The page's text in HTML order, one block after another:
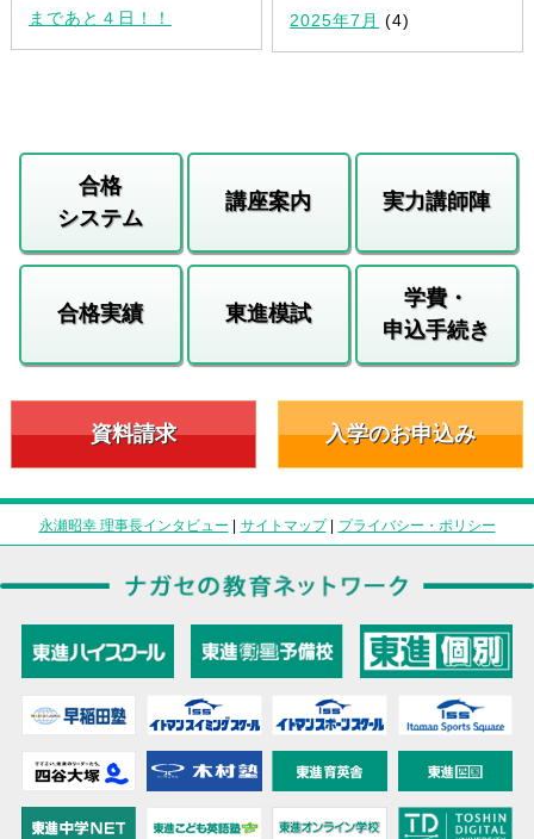
まであと４日！！
2025年7月 (4)
合格
システム
講座案内 実力講師陣
合格実績 東進模試
学費・
申込手続き
資料請求 入学のお申込み
永瀬昭幸 理事長インタビュー | サイトマップ| プライバシー・ポリシー